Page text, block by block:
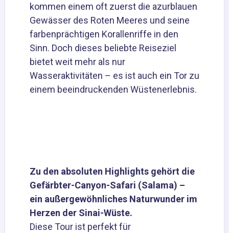
kommen einem oft zuerst die azurblauen
Gewässer des Roten Meeres und seine
farbenprächtigen Korallenriffe in den
Sinn. Doch dieses beliebte Reiseziel
bietet weit mehr als nur
Wasseraktivitäten – es ist auch ein Tor zu
einem beeindruckenden Wüstenerlebnis.
Zu den absoluten Highlights gehört die
Gefärbter-Canyon-Safari (Salama) –
ein außergewöhnliches Naturwunder im
Herzen der Sinai-Wüste.
Diese Tour ist perfekt für